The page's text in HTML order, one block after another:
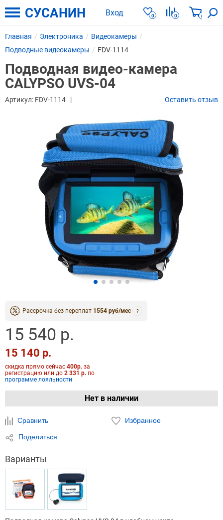
Вход 0 0 0
СУСАНИН
Главная Электроника
Видеокамеры
Подводные видеокамеры
FDV-1114
Подводная видео-камера
CALYPSO UVS-04
Артикул: FDV-1114 Оставить отзыв
Рассрочка без переплат 1554 руб/мес ?
15 540 р.
15 140 р.
скидка прямо сейчас 400р. за
регистрацию или до 2 331 р. по
программе лояльности
Нет в наличии
Сравнить Избранное
Поделиться
Варианты